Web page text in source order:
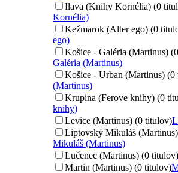
Ilava (Knihy Kornélia) (0
Kornélia)
Kežmarok (Alter ego) (0
ego)
Košice - Galéria (Martinus)
Galéria (Martinus)
Košice - Urban (Martinus)
(Martinus)
Krupina (Ferove knihy) (0
knihy)
Levice (Martinus) (0 titulov)
Liptovský Mikuláš
Mikuláš (Martinus)
Lučenec (Martinus) (0 titulov)
Martin (Martinus) (0 titulov)